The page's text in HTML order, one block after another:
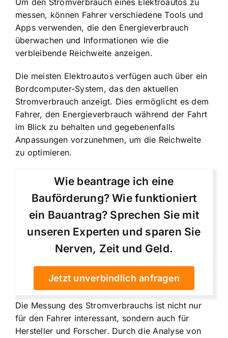
messen, können Fahrer verschiedene Tools und
Apps verwenden, die den Energieverbrauch
überwachen und Informationen wie die
verbleibende Reichweite anzeigen.
Die meisten Elektroautos verfügen auch über ein
Bordcomputer-System, das den aktuellen
Stromverbrauch anzeigt. Dies ermöglicht es dem
Fahrer, den Energieverbrauch während der Fahrt
im Blick zu behalten und gegebenenfalls
Anpassungen vorzunehmen, um die Reichweite
zu optimieren.
Wie beantrage ich eine
Bauförderung? Wie funktioniert
ein Bauantrag? Sprechen Sie mit
unseren Experten und sparen Sie
Nerven, Zeit und Geld.
Jetzt unverbindlich anfragen
Die Messung des Stromverbrauchs ist nicht nur
für den Fahrer interessant, sondern auch für
Hersteller und Forscher. Durch die Analyse von